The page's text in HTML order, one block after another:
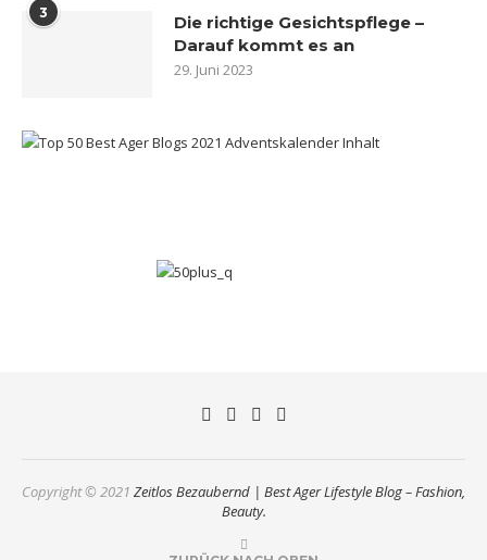
3
Die richtige Gesichtspflege –
Darauf kommt es an
29. Juni 2023
Copyright © 2021 Zeitlos Bezaubernd | Best Ager Lifestyle Blog – Fashion,
Beauty.